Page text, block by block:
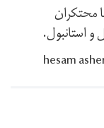
محتکران
استانبول.